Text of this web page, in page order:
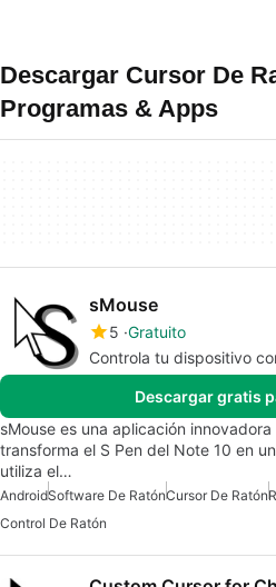
Descargar Cursor De
Programas & Apps
sMouse
5 Gratuito
Controla tu dispositivo
Descargar gratis
sMouse es una aplicación
transforma el S Pen del Note 10 en
utiliza el…
AndroidSoftware De RatónCursor De Ratón
Control De Ratón